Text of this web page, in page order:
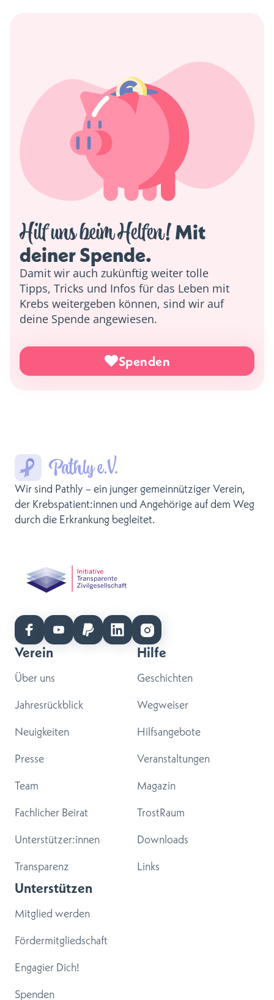
Hilf uns beim Helfen! Mit
deiner Spende.
Damit wir auch zukünftig weiter tolle
Tipps, Tricks und Infos für das Leben mit
Krebs weitergeben können, sind wir auf
deine Spende angewiesen.
Spenden
Wir sind Pathly – ein junger gemeinnütziger Verein,
der Krebspatient:innen und Angehörige auf dem Weg
durch die Erkrankung begleitet.
Verein
Über uns
Jahresrückblick
Neuigkeiten
Presse
Team
Fachlicher Beirat
Unterstützer:innen
Transparenz
Hilfe
Geschichten
Wegweiser
Hilfsangebote
Veranstaltungen
Magazin
TrostRaum
Downloads
Links
Unterstützen
Mitglied werden
Fördermitgliedschaft
Engagier Dich!
Spenden